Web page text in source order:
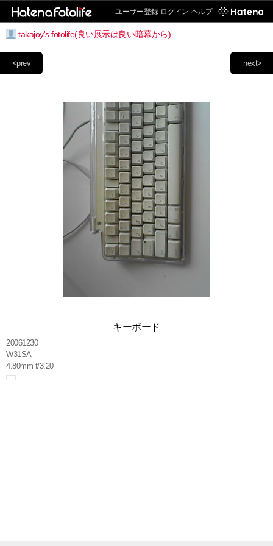
ユーザー登録 ログイン ヘルプ
takajoy's fotolife(良い展示は良い暗幕から)
next>
<prev
キーボード
20061230
W31SA
4.80mm f/3.20